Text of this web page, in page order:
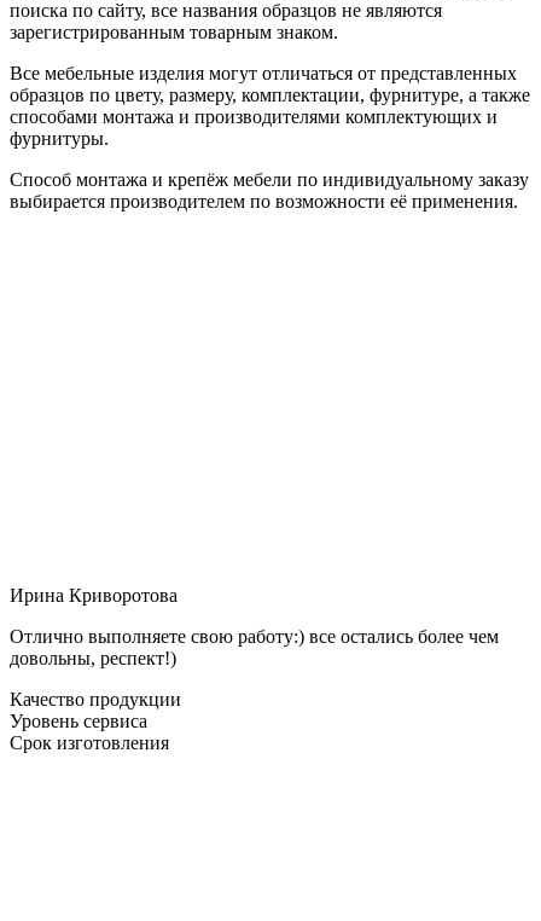
поиска по сайту, все названия образцов не являются
зарегистрированным товарным знаком.
Все мебельные изделия могут отличаться от представленных
образцов по цвету, размеру, комплектации, фурнитуре, а также
способами монтажа и производителями комплектующих и
фурнитуры.
Способ монтажа и крепёж мебели по индивидуальному заказу
выбирается производителем по возможности её применения.
Ирина Криворотова
Отлично выполняете свою работу:) все остались более чем
довольны, респект!)
Качество продукции
Уровень сервиса
Срок изготовления